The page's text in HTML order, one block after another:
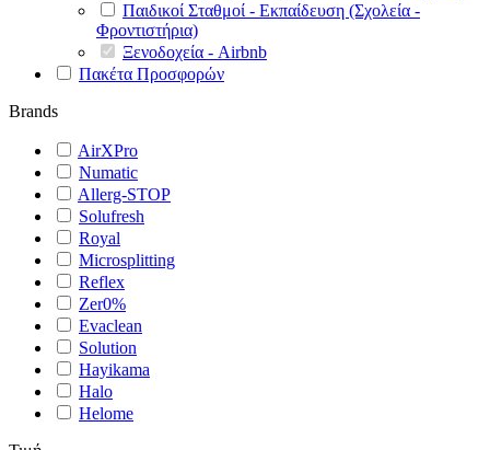
Παιδικοί Σταθμοί - Εκπαίδευση (Σχολεία -
Φροντιστήρια)
Ξενοδοχεία - Airbnb
Πακέτα Προσφορών
Brands
AirXPro
Numatic
Allerg-STOP
Solufresh
Royal
Microsplitting
Reflex
Zer0%
Evaclean
Solution
Hayikama
Halo
Helome